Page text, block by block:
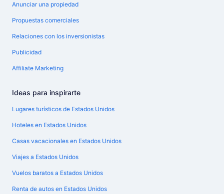
Anunciar una propiedad
Propuestas comerciales
Relaciones con los inversionistas
Publicidad
Affiliate Marketing
Ideas para inspirarte
Lugares turísticos de Estados Unidos
Hoteles en Estados Unidos
Casas vacacionales en Estados Unidos
Viajes a Estados Unidos
Vuelos baratos a Estados Unidos
Renta de autos en Estados Unidos